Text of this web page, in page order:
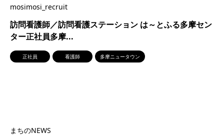
mosimosi_recruit
訪問看護師／訪問看護ステーション は～とふる多摩セン
ター正社員多摩...
正社員 看護師 多摩ニュータウン
まちのNEWS